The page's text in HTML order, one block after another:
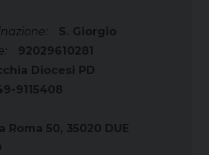
S. Giorgio
92029610281
Diocesi PD
9115408
Roma 50, 35020 DUE